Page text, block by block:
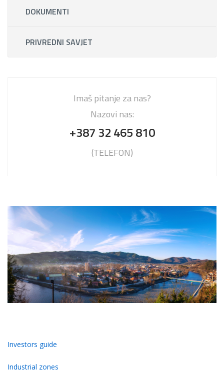
DOKUMENTI
PRIVREDNI SAVJET
Imaš pitanje za nas?
Nazovi nas:
+387 32 465 810
(TELEFON)
Investors guide
Industrial zones